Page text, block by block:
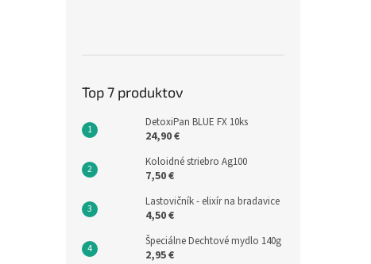
Top 7 produktov
DetoxiPan BLUE FX 10ks
24,90 €
Koloidné striebro Ag100
7,50 €
Lastovičník - elixír na bradavice
4,50 €
Špeciálne Dechtové mydlo 140g
2,95 €